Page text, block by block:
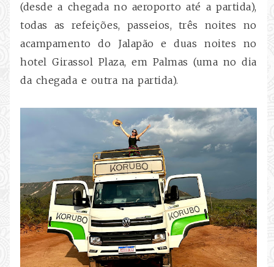
(desde a chegada no aeroporto até a partida),
todas as refeições, passeios, três noites no
acampamento do Jalapão e duas noites no
hotel Girassol Plaza, em Palmas (uma no dia
da chegada e outra na partida).